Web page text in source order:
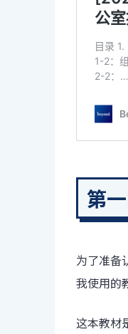
第
为了准备
我使用的
这本教材